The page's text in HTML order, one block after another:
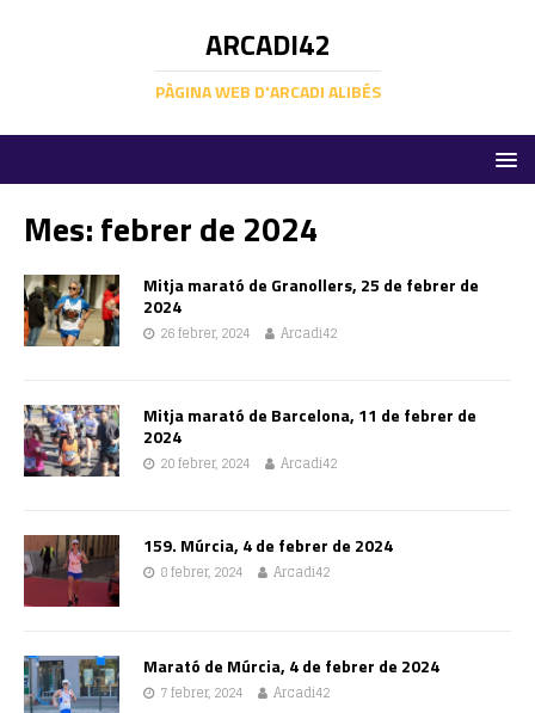
ARCADI42
PÀGINA WEB D'ARCADI ALIBÉS
Mes:febrer de 2024
Mitja marató de Granollers, 25 de febrer de
2024
26 febrer, 2024 Arcadi42
Mitja marató de Barcelona, 11 de febrer de
2024
20 febrer, 2024 Arcadi42
159. Múrcia, 4 de febrer de 2024
8 febrer, 2024 Arcadi42
Marató de Múrcia, 4 de febrer de 2024
7 febrer, 2024 Arcadi42